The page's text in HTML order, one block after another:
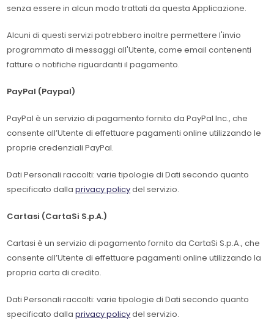
senza essere in alcun modo trattati da questa Applicazione.
Alcuni di questi servizi potrebbero inoltre permettere l'invio
programmato di messaggi all'Utente, come email contenenti
fatture o notifiche riguardanti il pagamento.
PayPal (Paypal)
PayPal è un servizio di pagamento fornito da PayPal Inc., che
consente all’Utente di effettuare pagamenti online utilizzando le
proprie credenziali PayPal.
Dati Personali raccolti: varie tipologie di Dati secondo quanto
specificato dallaprivacy policydel servizio.
Cartasi (CartaSi S.p.A.)
Cartasi è un servizio di pagamento fornito da CartaSi S.p.A., che
consente all’Utente di effettuare pagamenti online utilizzando la
propria carta di credito.
Dati Personali raccolti: varie tipologie di Dati secondo quanto
specificato dallaprivacy policydel servizio.